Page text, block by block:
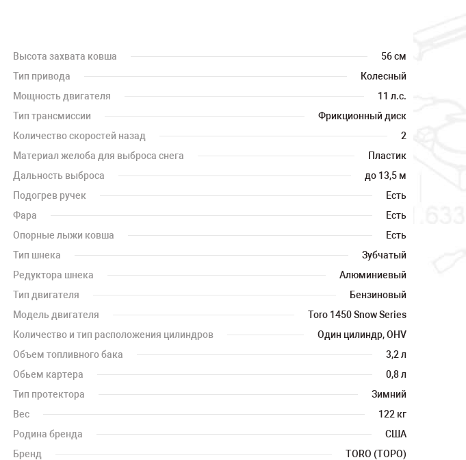
Высота захвата ковша
56 см
Тип привода
Колесный
Мощность двигателя
11 л.с.
Тип трансмиссии
Фрикционный диск
Количество скоростей назад
2
Материал желоба для выброса снега
Пластик
Дальность выброса
до 13,5 м
Подогрев ручек
Есть
Фара
Есть
Опорные лыжи ковша
Есть
Тип шнека
Зубчатый
Редуктора шнека
Алюминиевый
Тип двигателя
Бензиновый
Модель двигателя
Toro 1450 Snow Series
Количество и тип расположения цилиндров
Один цилиндр, OHV
Объем топливного бака
3,2 л
Обьем картера
0,8 л
Тип протектора
Зимний
Вес
122 кг
Родина бренда
США
Бренд TORO (ТОРО)